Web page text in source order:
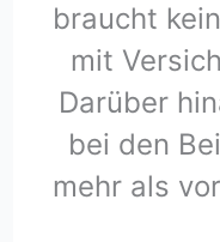
braucht
mit
Darüber
bei den
mehr als